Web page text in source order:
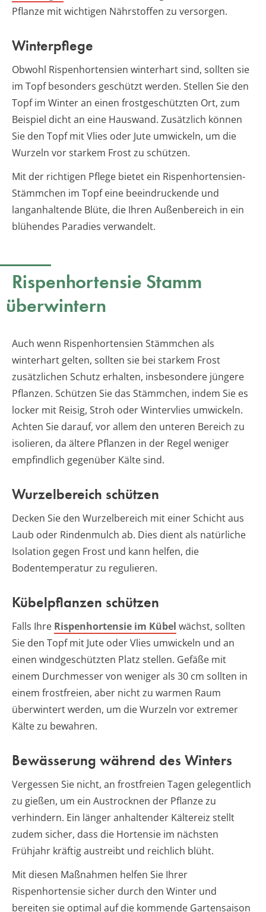
Pflanze mit wichtigen Nährstoffen zu versorgen.
Winterpflege
Obwohl Rispenhortensien winterhart sind, sollten sie
im Topf besonders geschützt werden. Stellen Sie den
Topf im Winter an einen frostgeschützten Ort, zum
Beispiel dicht an eine Hauswand. Zusätzlich können
Sie den Topf mit Vlies oder Jute umwickeln, um die
Wurzeln vor starkem Frost zu schützen.
Mit der richtigen Pflege bietet ein Rispenhortensien-
Stämmchen im Topf eine beeindruckende und
langanhaltende Blüte, die Ihren Außenbereich in ein
blühendes Paradies verwandelt.
Rispenhortensie Stamm
überwintern
Auch wenn Rispenhortensien Stämmchen als
winterhart gelten, sollten sie bei starkem Frost
zusätzlichen Schutz erhalten, insbesondere jüngere
Pflanzen. Schützen Sie das Stämmchen, indem Sie es
locker mit Reisig, Stroh oder Wintervlies umwickeln.
Achten Sie darauf, vor allem den unteren Bereich zu
isolieren, da ältere Pflanzen in der Regel weniger
empfindlich gegenüber Kälte sind.
Wurzelbereich schützen
Decken Sie den Wurzelbereich mit einer Schicht aus
Laub oder Rindenmulch ab. Dies dient als natürliche
Isolation gegen Frost und kann helfen, die
Bodentemperatur zu regulieren.
Kübelpflanzen schützen
Falls Ihre Rispenhortensie im Kübel wächst, sollten
Sie den Topf mit Jute oder Vlies umwickeln und an
einen windgeschützten Platz stellen. Gefäße mit
einem Durchmesser von weniger als 30 cm sollten in
einem frostfreien, aber nicht zu warmen Raum
überwintert werden, um die Wurzeln vor extremer
Kälte zu bewahren.
Bewässerung während des Winters
Vergessen Sie nicht, an frostfreien Tagen gelegentlich
zu gießen, um ein Austrocknen der Pflanze zu
verhindern. Ein länger anhaltender Kältereiz stellt
zudem sicher, dass die Hortensie im nächsten
Frühjahr kräftig austreibt und reichlich blüht.
Mit diesen Maßnahmen helfen Sie Ihrer
Rispenhortensie sicher durch den Winter und
bereiten sie optimal auf die kommende Gartensaison